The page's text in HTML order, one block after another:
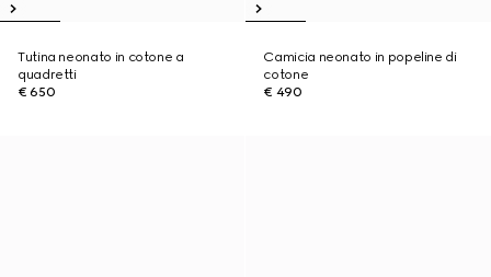
Tutina neonato in cotone a
quadretti
€ 650
Camicia neonato in popeline di
cotone
€ 490